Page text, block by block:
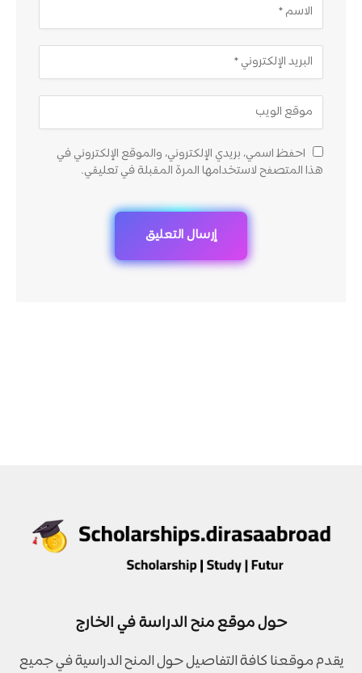
احفظ اسمي، بريدي الإلكتروني، والموقع الإلكتروني في
هذا المتصفح لاستخدامها المرة المقبلة في تعليقي.
حول موقع منح الدراسة في الخارج
يقدم موقعنا كافة التفاصيل حول المنح الدراسية في جميع